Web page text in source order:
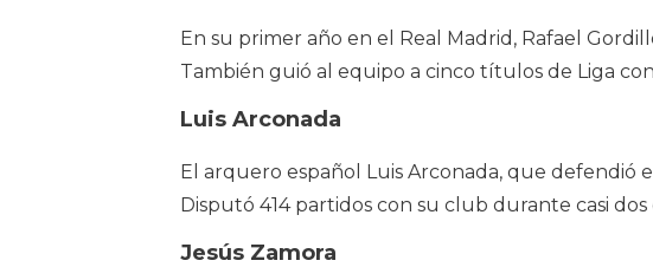
En su primer año en el Real Madrid, Rafael
También guió al equipo a cinco títulos de Liga
Luis Arconada
El arquero español Luis Arconada, que defendió
Disputó 414 partidos con su club durante casi dos
Jesús Zamora